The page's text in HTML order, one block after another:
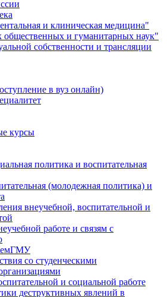
и клиническая медицина"
и гуманитарных наук"
собственности и трансляции
в вуз онлайн)
курсы
политика и воспитательная
(молодежная политика) и
внеучебной, воспитательной и
работе и связям с
со студенческими
и социальной работе
деструктивных явлений в